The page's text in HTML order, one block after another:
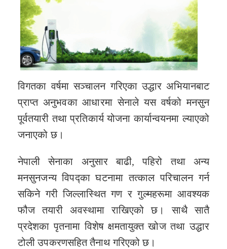
विगतका वर्षमा सञ्चालन गरिएका उद्धार अभियानबाट
प्राप्त अनुभवका आधारमा सेनाले यस वर्षको मनसुन
पूर्वतयारी तथा प्रतिकार्य योजना कार्यान्वयनमा ल्याएको
जनाएको छ।
नेपाली सेनाका अनुसार बाढी, पहिरो तथा अन्य
मनसुनजन्य विपद्का घटनामा तत्काल परिचालन गर्न
सकिने गरी जिल्लास्थित गण र गुल्महरूमा आवश्यक
फौज तयारी अवस्थामा राखिएको छ। साथै सातै
प्रदेशका पृतनामा विशेष क्षमतायुक्त खोज तथा उद्धार
टोली उपकरणसहित तैनाथ गरिएको छ।